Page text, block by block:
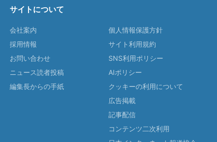
サイトについて
会社案内
採用情報
お問い合わせ
ニュース読者投稿
編集長からの手紙
個人情報保護方針
サイト利用規約
SNS利用ポリシー
AIポリシー
クッキーの利用について
広告掲載
記事配信
コンテンツ二次利用